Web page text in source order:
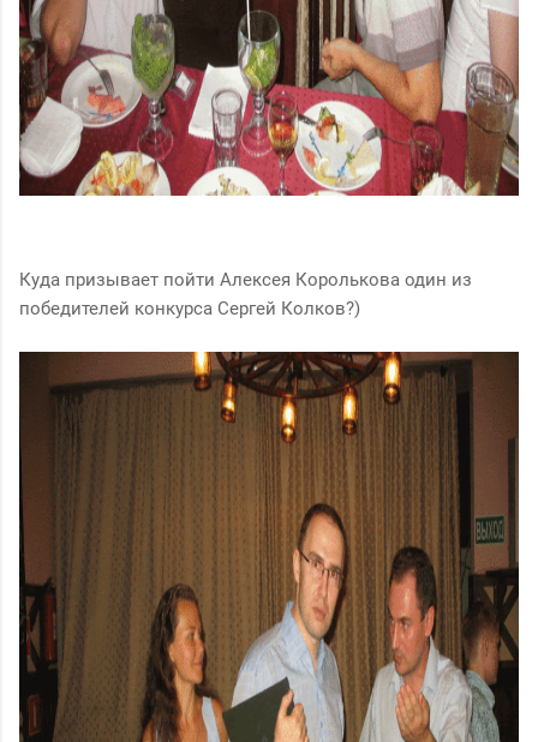
Куда призывает пойти Алексея Королькова один из
победителей конкурса Сергей Колков?)